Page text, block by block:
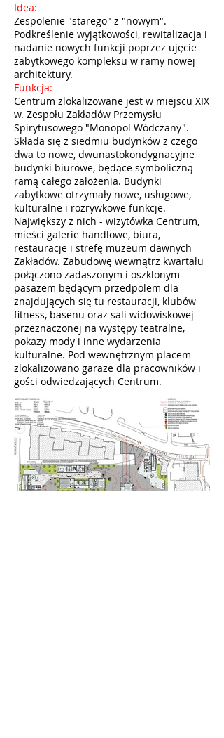
Idea:
Zespolenie "starego" z "nowym".
Podkreślenie wyjątkowości, rewitalizacja i
nadanie nowych funkcji poprzez ujęcie
zabytkowego kompleksu w ramy nowej
architektury.
Funkcja:
Centrum zlokalizowane jest w miejscu XIX
w. Zespołu Zakładów Przemysłu
Spirytusowego "Monopol Wódczany".
Składa się z siedmiu budynków z czego
dwa to nowe, dwunastokondygnacyjne
budynki biurowe, będące symboliczną
ramą całego założenia. Budynki
zabytkowe otrzymały nowe, usługowe,
kulturalne i rozrywkowe funkcje.
Największy z nich - wizytówka Centrum,
mieści galerie handlowe, biura,
restauracje i strefę muzeum dawnych
Zakładów. Zabudowę wewnątrz kwartału
połączono zadaszonym i oszklonym
pasażem będącym przedpolem dla
znajdujących się tu restauracji, klubów
fitness, basenu oraz sali widowiskowej
przeznaczonej na występy teatralne,
pokazy mody i inne wydarzenia
kulturalne. Pod wewnętrznym placem
zlokalizowano garaże dla pracowników i
gości odwiedzających Centrum.